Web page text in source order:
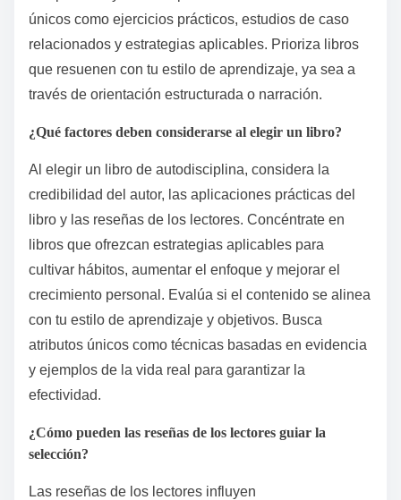
¿Cómo pueden los lectores
seleccionar el libro de
autodisciplina adecuado para
sus necesidades?
hábitos, la gestión del tiempo o la motivación según
tus necesidades. Busca autores con experiencia
comprobada y reseñas positivas. Evalúa atributos